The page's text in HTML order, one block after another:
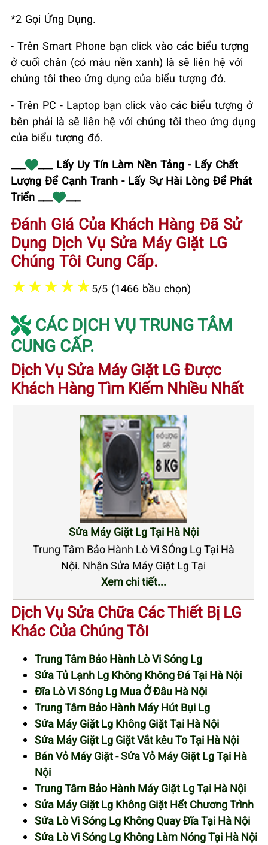
*2 Gọi Ứng Dụng.
- Trên Smart Phone bạn click vào các biểu tượng
ở cuối chân (có màu nền xanh) là sẽ liên hệ với
chúng tôi theo ứng dụng của biểu tượng đó.
- Trên PC - Laptop bạn click vào các biểu tượng ở
bên phải là sẽ liên hệ với chúng tôi theo ứng dụng
của biểu tượng đó.
___ Lấy Uy Tín Làm Nền Tảng - Lấy Chất
Lượng Để Cạnh Tranh - Lấy Sự Hài Lòng Để Phát
Triển ___
___
Đánh Giá Của Khách Hàng Đã Sử
Dụng Dịch Vụ Sửa Máy Giặt LG
Chúng Tôi Cung Cấp.
★★★★★5/5 (1466 bầu chọn)
CÁC DỊCH VỤ TRUNG TÂM
CUNG CẤP.
Dịch Vụ Sửa Máy Giặt LG Được
Khách Hàng Tìm Kiếm Nhiều Nhất
Sửa Máy Giặt Lg Tại Hà Nội
Trung Tâm Bảo Hành Lò Vi SÓng Lg Tại Hà
Nội. Nhận Sửa Máy Giặt Lg Tại
Xem chi tiết...
Dịch Vụ Sửa Chữa Các Thiết Bị LG
Khác Của Chúng Tôi
Trung Tâm Bảo Hành Lò Vi Sóng Lg
Sửa Tủ Lạnh Lg Không Không Đá Tại Hà Nội
Đĩa Lò Vi Sóng Lg Mua Ở Đâu Hà Nội
Trung Tâm Bảo Hành Máy Hút Bụi Lg
Sửa Máy Giặt Lg Không Giặt Tại Hà Nội
Sửa Máy Giặt Lg Giặt Vắt kêu To Tại Hà Nội
Bán Vỏ Máy Giặt - Sửa Vỏ Máy Giặt Lg Tại Hà
Nội
Trung Tâm Bảo Hành Máy Giặt Lg Tại Hà Nội
Sửa Máy Giặt Lg Không Giặt Hết Chương Trình
Sửa Lò Vi Sóng Lg Không Quay Đĩa Tại Hà Nội
Sửa Lò Vi Sóng Lg Không Làm Nóng Tại Hà Nội